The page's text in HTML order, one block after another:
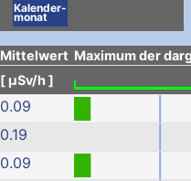
Kalender-
monat
Mittelwert Maximum der
[ µSv/h ]
0.09
0.19
0.09